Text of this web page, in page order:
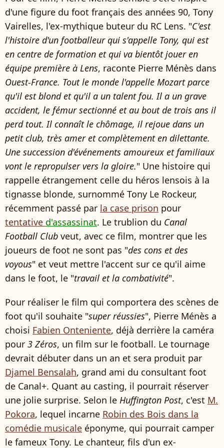
d'une figure du foot français des années 90, Tony
Vairelles, l'ex-mythique buteur du RC Lens. "C'est
l'histoire d'un footballeur qui s'appelle Tony, qui est
en centre de formation et qui va bientôt jouer en
équipe première à Lens, raconte Pierre Ménès dans
Ouest-France. Tout le monde l'appelle Mozart parce
qu'il est blond et qu'il a un talent fou. Il a un grave
accident, le fémur sectionné et au bout de trois ans il
perd tout. Il connaît le chômage, il rejoue dans un
petit club, très amer et complètement en dilettante.
Une succession d'événements amoureux et familiaux
vont le repropulser vers la gloire." Une histoire qui
rappelle étrangement celle du héros lensois à la
tignasse blonde, surnommé Tony Le Rockeur,
récemment passé par la case prison pour
tentative d'assassinat. Le trublion du Canal
Football Club veut, avec ce film, montrer que les
joueurs de foot ne sont pas "des cons et des
voyous" et veut mettre l'accent sur ce qu'il aime
dans le foot, le "travail et la combativité".
Pour réaliser le film qui comportera des scènes de
foot qu'il souhaite "super réussies", Pierre Ménès a
choisi Fabien Onteniente, déjà derrière la caméra
pour 3 Zéros, un film sur le football. Le tournage
devrait débuter dans un an et sera produit par
Djamel Bensalah, grand ami du consultant foot
de Canal+. Quant au casting, il pourrait réserver
une jolie surprise. Selon le Huffington Post, c'est M.
Pokora, lequel incarne Robin des Bois dans la
comédie musicale éponyme, qui pourrait camper
le fameux Tony. Le chanteur, fils d'un ex-